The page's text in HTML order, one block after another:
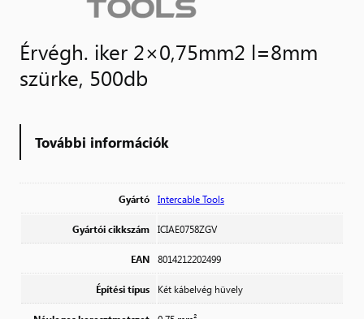
Érvégh. iker 2×0,75mm2 l=8mm
szürke, 500db
További információk
Gyártó Intercable Tools
Gyártói cikkszám ICIAE0758ZGV
EAN 8014212202499
Építési típus Két kábelvég hüvely